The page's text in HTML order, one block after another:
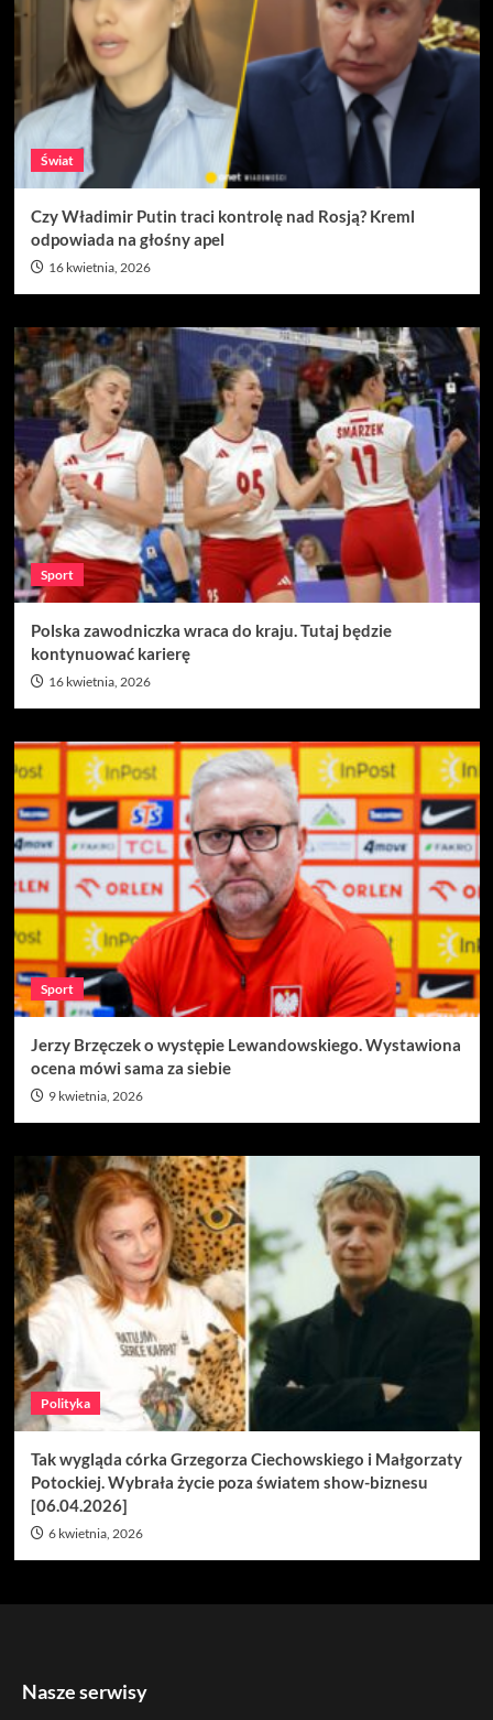
Świat
Czy Władimir Putin traci kontrolę nad Rosją? Kreml
odpowiada na głośny apel
16 kwietnia, 2026
Sport
Polska zawodniczka wraca do kraju. Tutaj będzie
kontynuować karierę
16 kwietnia, 2026
Sport
Jerzy Brzęczek o występie Lewandowskiego. Wystawiona
ocena mówi sama za siebie
9 kwietnia, 2026
Polityka
Tak wygląda córka Grzegorza Ciechowskiego i Małgorzaty
Potockiej. Wybrała życie poza światem show-biznesu
[06.04.2026]
6 kwietnia, 2026
Nasze serwisy